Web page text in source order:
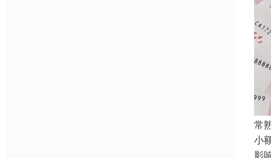
常
小
影